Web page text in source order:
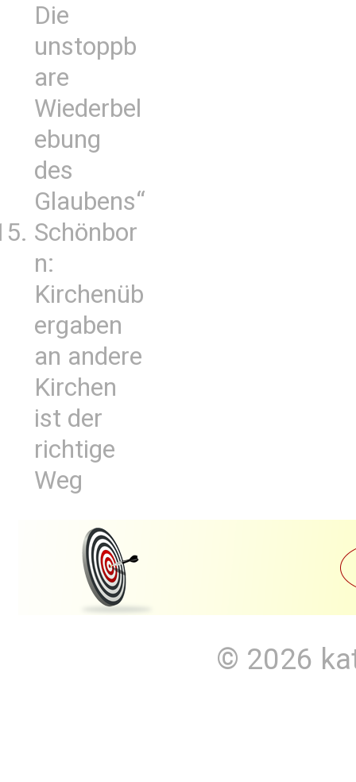
Die
unstoppb
are
Wiederbel
ebung
des
Glaubens“
Schönbor
n:
Kirchenüb
ergaben
an andere
Kirchen
ist der
richtige
Weg
© 2026